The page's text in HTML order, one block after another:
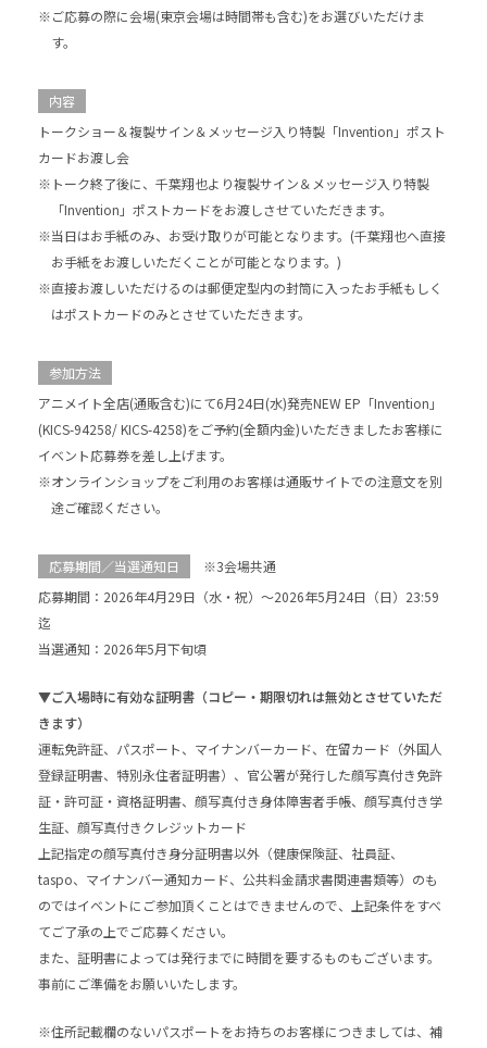
※ご応募の際に会場(東京会場は時間帯も含む)をお選びいただけま
す。
内容
トークショー＆複製サイン＆メッセージ入り特製「Invention」ポスト
カードお渡し会
※トーク終了後に、千葉翔也より複製サイン＆メッセージ入り特製
「Invention」ポストカードをお渡しさせていただきます。
※当日はお手紙のみ、お受け取りが可能となります。(千葉翔也へ直接
お手紙をお渡しいただくことが可能となります。)
※直接お渡しいただけるのは郵便定型内の封筒に入ったお手紙もしく
はポストカードのみとさせていただきます。
参加方法
アニメイト全店(通販含む)にて6月24日(水)発売NEW EP「Invention」
(KICS-94258/ KICS-4258)をご予約(全額内金)いただきましたお客様に
イベント応募券を差し上げます。
※オンラインショップをご利用のお客様は通販サイトでの注意文を別
途ご確認ください。
応募期間／当選通知日
※3会場共通
応募期間：2026年4月29日（水・祝）～2026年5月24日（日）23:59
迄
当選通知：2026年5月下旬頃
▼ご入場時に有効な証明書（コピー・期限切れは無効とさせていただ
きます）
運転免許証、パスポート、マイナンバーカード、在留カード（外国人
登録証明書、特別永住者証明書）、官公署が発行した顔写真付き免許
証・許可証・資格証明書、顔写真付き身体障害者手帳、顔写真付き学
生証、顔写真付きクレジットカード
上記指定の顔写真付き身分証明書以外（健康保険証、社員証、
taspo、マイナンバー通知カード、公共料金請求書関連書類等）のも
のではイベントにご参加頂くことはできませんので、上記条件をすべ
てご了承の上でご応募ください。
また、証明書によっては発行までに時間を要するものもございます。
事前にご準備をお願いいたします。
※住所記載欄のないパスポートをお持ちのお客様につきましては、補